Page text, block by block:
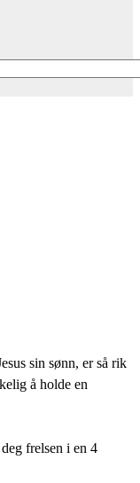
sin sønn, er så rik
å holde en
frelsen i en 4